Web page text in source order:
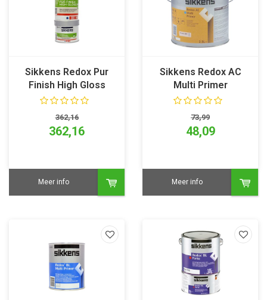
Sikkens Redox Pur
Finish High Gloss
362,16
362,16
Meer info
Sikkens Redox AC
Multi Primer
73,99
48,09
Meer info